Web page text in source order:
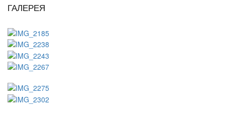
ГАЛЕРЕЯ